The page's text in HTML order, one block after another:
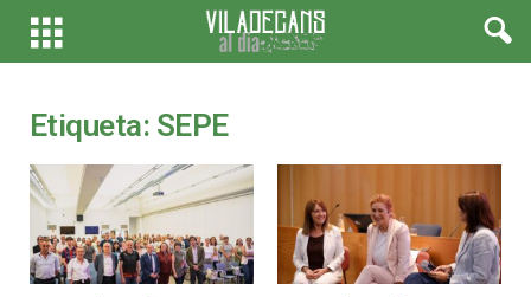
Etiqueta: SEPE